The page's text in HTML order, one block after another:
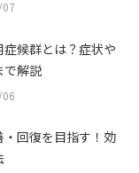
症候群とは？症状や
で解説
回復を目指す！効